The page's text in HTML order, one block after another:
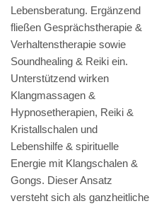
Lebensberatung. Ergänzend
fließen Gesprächstherapie &
Verhaltenstherapie sowie
Soundhealing & Reiki ein.
Unterstützend wirken
Klangmassagen &
Hypnosetherapien, Reiki &
Kristallschalen und
Lebenshilfe & spirituelle
Energie mit Klangschalen &
Gongs. Dieser Ansatz
versteht sich als ganzheitliche